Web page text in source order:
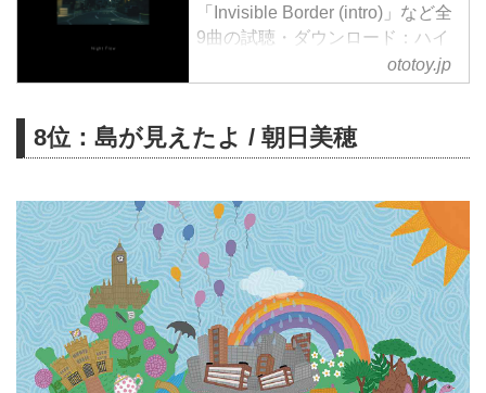
「Invisible Border (intro)」など全
9曲の試聴・ダウンロード：ハイ
レゾ音楽配信と音楽記事は
OTOTOYで！ ロングヒットした
『DREAM WALK』に続く最新
作、期待を上回るポップチューン
にイノウエワラビ、unmo、長谷
川白紙、マスタリングエンジニア
には、tofubeats、cero、石野卓球
等を手掛ける得能直也を迎えた快
心作が遂に完成!!
ototoy.jp
8位：島が見えたよ / 朝日美穂